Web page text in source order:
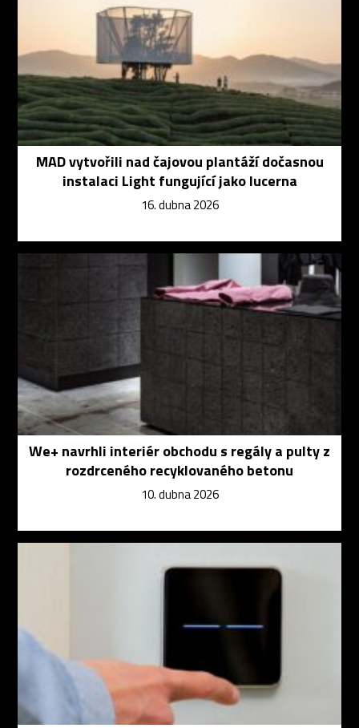
MAD vytvořili nad čajovou plantáží dočasnou
instalaci Light fungující jako lucerna
16. dubna 2026
We+ navrhli interiér obchodu s regály a pulty z
rozdrceného recyklovaného betonu
10. dubna 2026